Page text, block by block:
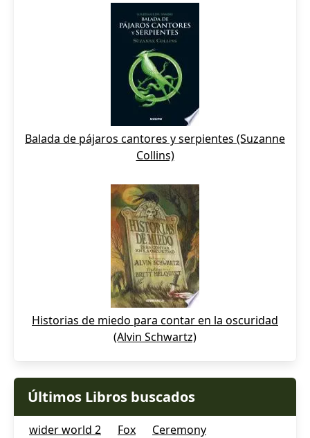
Balada de pájaros cantores y serpientes (Suzanne
Collins)
Historias de miedo para contar en la oscuridad
(Alvin Schwartz)
Últimos Libros buscados
wider world 2 Fox
Ceremony